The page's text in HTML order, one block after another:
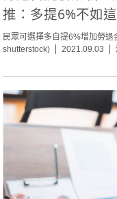
推：多提6%不如
民眾可選擇多自提6%增加勞
shutterstock)
2021.09.03